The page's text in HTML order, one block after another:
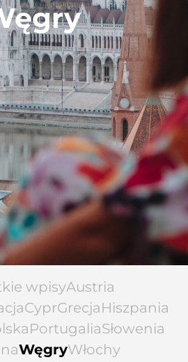
wpisyAustria
CyprGrecjaHiszpania
PortugaliaSłowenia
WęgryWłochy